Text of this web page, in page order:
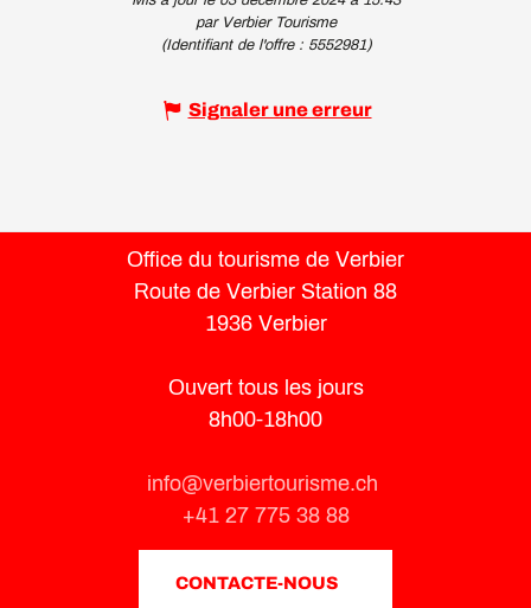
par Verbier Tourisme
(Identifiant de l'offre : 5552981)
Signaler une erreur
Office du tourisme de Verbier
Route de Verbier Station 88
1936 Verbier
Ouvert tous les jours
8h00-18h00
info@verbiertourisme.ch
+41 27 775 38 88
CONTACTE-NOUS